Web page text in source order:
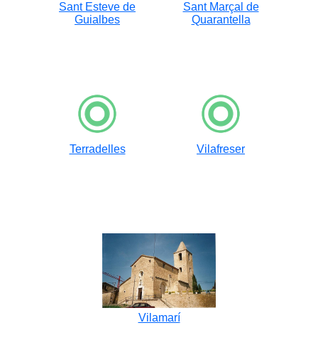
Sant Esteve de
Guialbes
Sant Marçal de
Quarantella
Terradelles Vilafreser
Vilamarí